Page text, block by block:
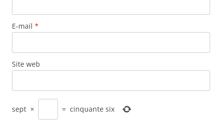
E-mail *
Site web
sept × = cinquante six